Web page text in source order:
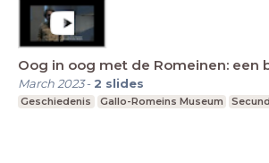
Oog in oog met de Romeinen: een
March 2023- 2 slides
Geschiedenis Gallo-Romeins Museum